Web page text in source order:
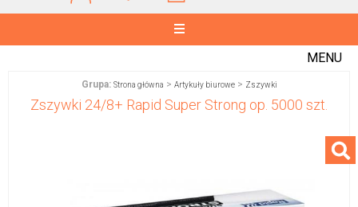
MENU
Grupa: Strona główna > Artykuły biurowe> Zszywki
Zszywki 24/8+ Rapid Super Strong op. 5000 szt.